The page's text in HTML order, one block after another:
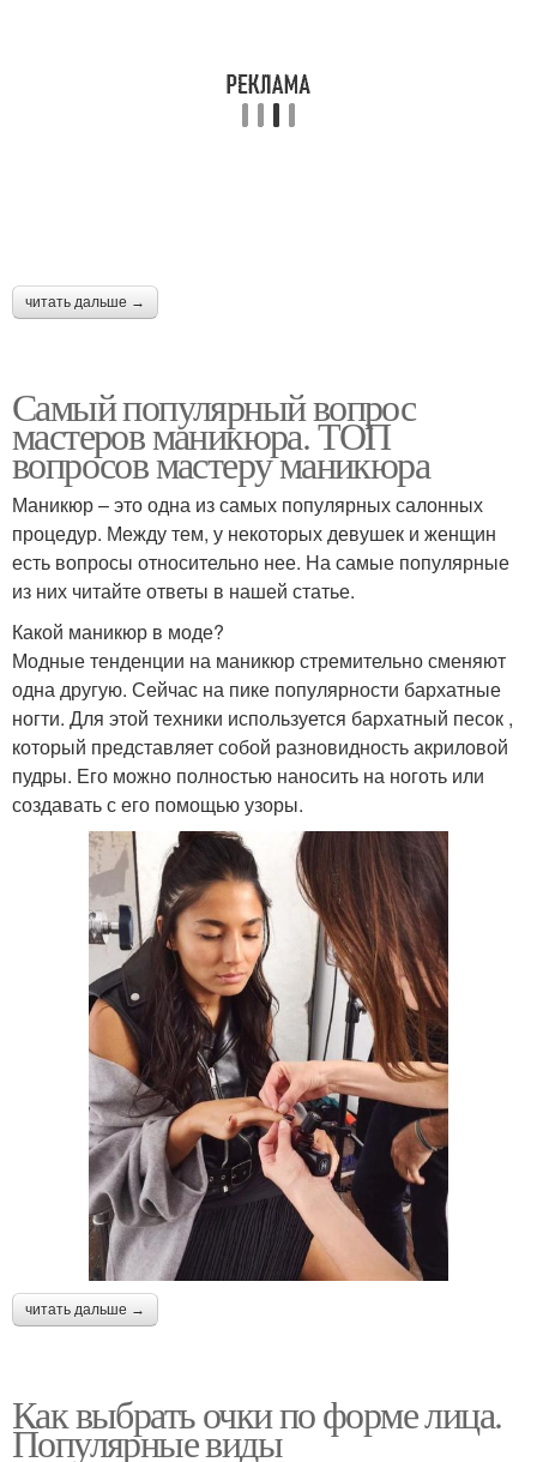
читать дальше →
Самый популярный вопрос
мастеров маникюра. ТОП
вопросов мастеру маникюра
Маникюр – это одна из самых популярных салонных
процедур. Между тем, у некоторых девушек и женщин
есть вопросы относительно нее. На самые популярные
из них читайте ответы в нашей статье.
Какой маникюр в моде?
Модные тенденции на маникюр стремительно сменяют
одна другую. Сейчас на пике популярности бархатные
ногти. Для этой техники используется бархатный песок ,
который представляет собой разновидность акриловой
пудры. Его можно полностью наносить на ноготь или
создавать с его помощью узоры.
читать дальше →
Как выбрать очки по форме лица.
Популярные виды